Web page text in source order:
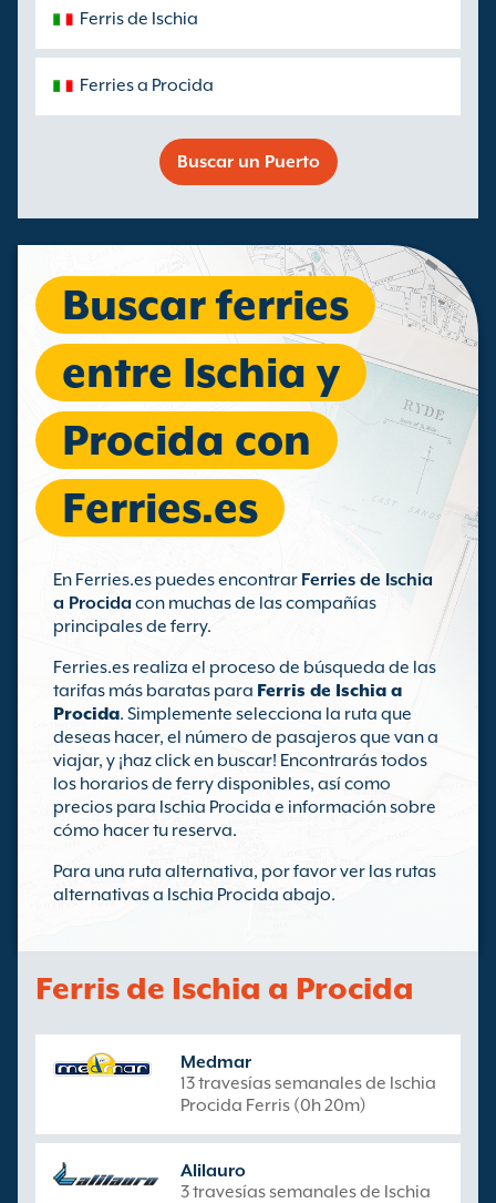
Ferris de Ischia
Ferries a Procida
Buscar un Puerto
Buscar ferries
entre Ischia y
Procida con
Ferries.es
En Ferries.es puedes encontrar Ferries de Ischia
a Procidacon muchas de las compañías
principales de ferry.
Ferries.es realiza el proceso de búsqueda de las
tarifas más baratas para Ferris de Ischia a
Procida. Simplemente selecciona la ruta que
deseas hacer, el número de pasajeros que van a
viajar, y ¡haz click en buscar! Encontrarás todos
los horarios de ferry disponibles, así como
precios para Ischia Procida e información sobre
cómo hacer tu reserva.
Para una ruta alternativa, por favor ver las rutas
alternativas a Ischia Procida abajo.
Ferris de Ischia a Procida
Medmar
13 travesías semanales de Ischia
Procida Ferris (0h 20m)
Alilauro
3 travesías semanales de Ischia